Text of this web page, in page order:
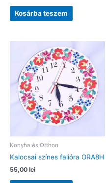
Kosárba teszem
Konyha és Otthon
Kalocsai színes falióra ORA8H
55,00 lei